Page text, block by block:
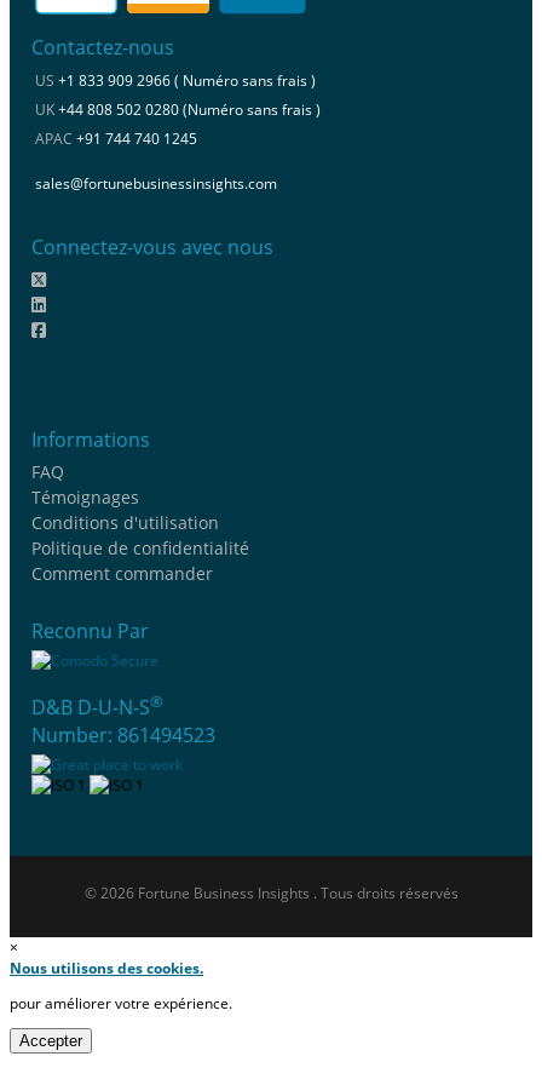
Contactez-nous
US +1 833 909 2966 ( Numéro sans frais )
UK+44 808 502 0280 (Numéro sans frais )
APAC +91 744 740 1245
sales@fortunebusinessinsights.com
Connectez-vous avec nous
Informations
FAQ
Témoignages
Conditions d'utilisation
Politique de confidentialité
Comment commander
Reconnu Par
D&B D-U-N-S®
Number: 861494523
© 2026 Fortune Business Insights . Tous droits réservés
×
Nous utilisons des cookies.
pour améliorer votre expérience.
Accepter